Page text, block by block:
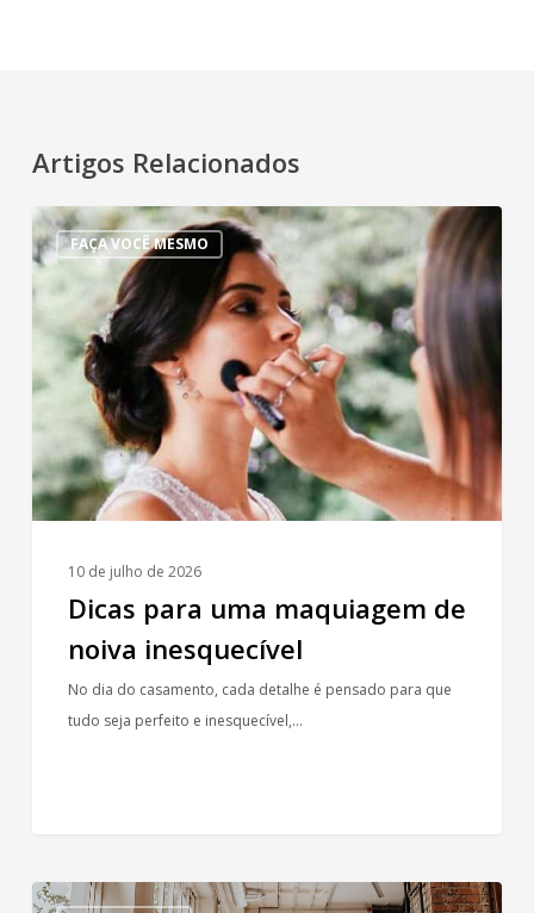
Artigos Relacionados
FAÇA VOCÊ MESMO
Dicas
para
uma
maquiagem
noiva
inesquecível
10 de julho de 2026
Dicas para uma maquiagem de
noiva inesquecível
No dia do casamento, cada detalhe é pensado para que
tudo seja perfeito e inesquecível,…
Dia